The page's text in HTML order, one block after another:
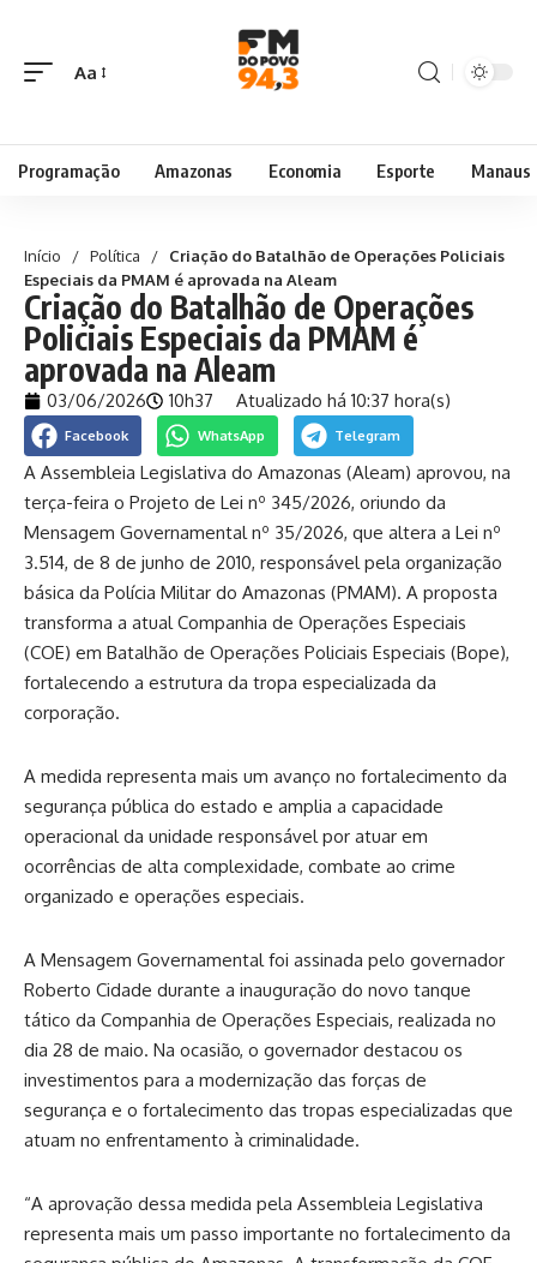
Aa
Programação Amazonas Economia Esporte Manaus
Início / Política /
Criação do Batalhão de Operações Policiais
Especiais da PMAM é aprovada na Aleam
Criação do Batalhão de Operações
Policiais Especiais da PMAM é
aprovada na Aleam
03/06/2026 10h37 Atualizado há 10:37 hora(s)
Facebook WhatsApp Telegram
A Assembleia Legislativa do Amazonas (Aleam) aprovou, na
terça-feira o Projeto de Lei nº 345/2026, oriundo da
Mensagem Governamental nº 35/2026, que altera a Lei nº
3.514, de 8 de junho de 2010, responsável pela organização
básica da Polícia Militar do Amazonas (PMAM). A proposta
transforma a atual Companhia de Operações Especiais
(COE) em Batalhão de Operações Policiais Especiais (Bope),
fortalecendo a estrutura da tropa especializada da
corporação.
A medida representa mais um avanço no fortalecimento da
segurança pública do estado e amplia a capacidade
operacional da unidade responsável por atuar em
ocorrências de alta complexidade, combate ao crime
organizado e operações especiais.
A Mensagem Governamental foi assinada pelo governador
Roberto Cidade durante a inauguração do novo tanque
tático da Companhia de Operações Especiais, realizada no
dia 28 de maio. Na ocasião, o governador destacou os
investimentos para a modernização das forças de
segurança e o fortalecimento das tropas especializadas que
atuam no enfrentamento à criminalidade.
“A aprovação dessa medida pela Assembleia Legislativa
representa mais um passo importante no fortalecimento da